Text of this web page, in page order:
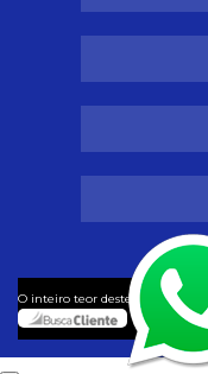
O inteiro teor deste site está